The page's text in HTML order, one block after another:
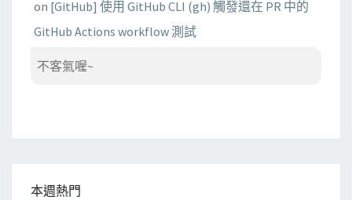
on [GitHub] 使用 GitHub CLI (gh) 觸發還在 PR 中的
GitHub Actions workflow 測試
不客氣喔~
本週熱門